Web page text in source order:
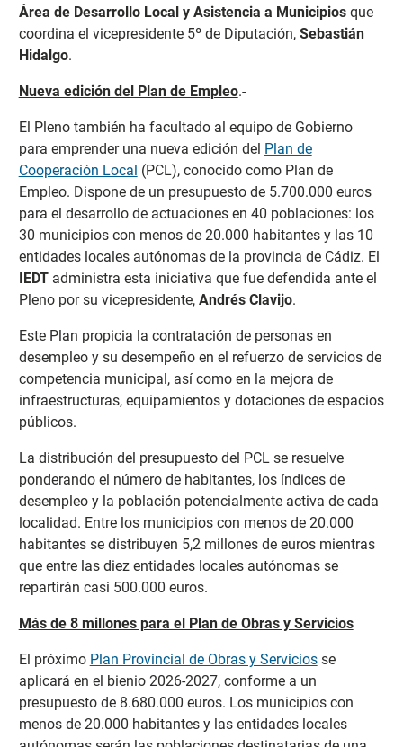
Área de Desarrollo Local y Asistencia a Municipiosque
coordina el vicepresidente 5º de Diputación, Sebastián
Hidalgo.
Nueva edición del Plan de Empleo.-
El Pleno también ha facultado al equipo de Gobierno
para emprender una nueva edición del Plan de
Cooperación Local (PCL), conocido como Plan de
Empleo. Dispone de un presupuesto de 5.700.000 euros
para el desarrollo de actuaciones en 40 poblaciones: los
30 municipios con menos de 20.000 habitantes y las 10
entidades locales autónomas de la provincia de Cádiz. El
IEDT administra esta iniciativa que fue defendida ante el
Pleno por su vicepresidente, Andrés Clavijo.
Este Plan propicia la contratación de personas en
desempleo y su desempeño en el refuerzo de servicios de
competencia municipal, así como en la mejora de
infraestructuras, equipamientos y dotaciones de espacios
públicos.
La distribución del presupuesto del PCL se resuelve
ponderando el número de habitantes, los índices de
desempleo y la población potencialmente activa de cada
localidad. Entre los municipios con menos de 20.000
habitantes se distribuyen 5,2 millones de euros mientras
que entre las diez entidades locales autónomas se
repartirán casi 500.000 euros.
Más de 8 millones para el Plan de Obras y Servicios
El próximo Plan Provincial de Obras y Serviciosse
aplicará en el bienio 2026-2027, conforme a un
presupuesto de 8.680.000 euros. Los municipios con
menos de 20.000 habitantes y las entidades locales